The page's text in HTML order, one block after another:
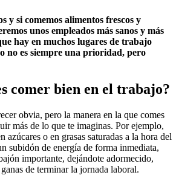
y si comemos alimentos frescos y
unos empleados más sanos y más
hay en muchos lugares de trabajo
no es siempre una prioridad, pero
comer bien en el trabajo?
obvia, pero la manera en la que comes
más de lo que te imaginas. Por ejemplo,
azúcares o en grasas saturadas a la hora del
subidón de energía de forma inmediata,
importante, dejándote adormecido,
de terminar la jornada laboral.